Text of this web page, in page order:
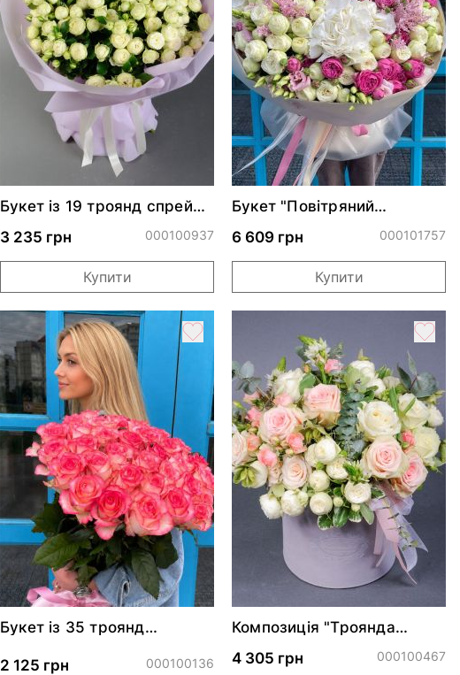
Букет із 19 троянд спрей
3 235 грн
000100937
Купити
Букет "Повітряний
6 609 грн
000101757
Купити
Букет із 35 троянд
2 125 грн
000100136
Композиція "Троянда
4 305 грн
000100467